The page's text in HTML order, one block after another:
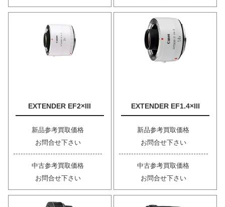
EXTENDER EF2×III
新品参考買取価格
お問合せ下さい
中古参考買取価格
お問合せ下さい
EXTENDER EF1.4×III
新品参考買取価格
お問合せ下さい
中古参考買取価格
お問合せ下さい